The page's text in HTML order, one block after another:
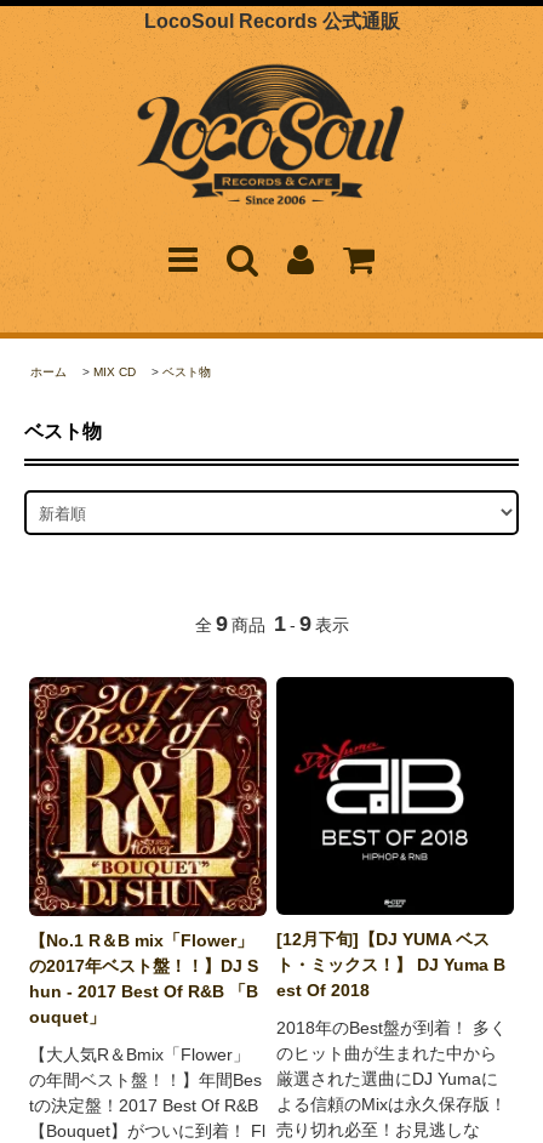
LocoSoul Records 公式通販
ホーム > MIX CD > ベスト物
ベスト物
全 9 商品 1 - 9 表示
【No.1 R＆B mix「Flower」
の2017年ベスト盤！！】DJ S
hun - 2017 Best Of R&B 「B
ouquet」
【大人気R＆Bmix「Flower」
の年間ベスト盤！！】年間Bes
tの決定盤！2017 Best Of R&B
【Bouquet】がついに到着！ Fl
[12月下旬]【DJ YUMA ベス
ト・ミックス！】 DJ Yuma B
est Of 2018
2018年のBest盤が到着！ 多く
のヒット曲が生まれた中から
厳選された選曲にDJ Yumaに
よる信頼のMixは永久保存版！
売り切れ必至！お見逃しな